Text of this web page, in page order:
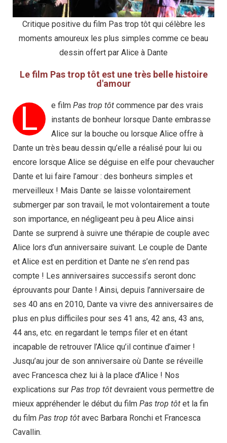
Critique positive du film Pas trop tôt qui célèbre les
moments amoureux les plus simples comme ce beau
dessin offert par Alice à Dante
Le film Pas trop tôt est une très belle histoire
d'amour
L e film Pas trop tôt commence par des vrais
instants de bonheur lorsque Dante embrasse
Alice sur la bouche ou lorsque Alice offre à
Dante un très beau dessin qu’elle a réalisé pour lui ou
encore lorsque Alice se déguise en elfe pour chevaucher
Dante et lui faire l’amour : des bonheurs simples et
merveilleux ! Mais Dante se laisse volontairement
submerger par son travail, le mot volontairement a toute
son importance, en négligeant peu à peu Alice ainsi
Dante se surprend à suivre une thérapie de couple avec
Alice lors d’un anniversaire suivant. Le couple de Dante
et Alice est en perdition et Dante ne s’en rend pas
compte ! Les anniversaires successifs seront donc
éprouvants pour Dante ! Ainsi, depuis l’anniversaire de
ses 40 ans en 2010, Dante va vivre des anniversaires de
plus en plus difficiles pour ses 41 ans, 42 ans, 43 ans,
44 ans, etc. en regardant le temps filer et en étant
incapable de retrouver l’Alice qu’il continue d’aimer !
Jusqu’au jour de son anniversaire où Dante se réveille
avec Francesca chez lui à la place d’Alice ! Nos
explications sur Pas trop tôt devraient vous permettre de
mieux appréhender le début du film Pas trop tôt et la fin
du film Pas trop tôt avec Barbara Ronchi et Francesca
Cavallin.